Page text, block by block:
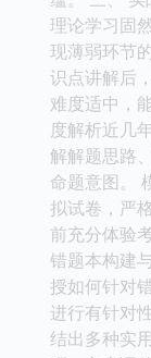
理论学习固
现薄弱环节
识点讲解后
难度适中，
度解析近几
解解题思路
命题意图。
拟试卷，严
前充分体验
错题本构建
授如何针对
进行有针对
结出多种实